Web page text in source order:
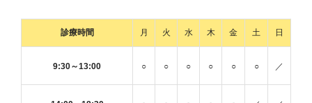
診療時間 月 火 水 木 金 土 日
9:30～13:00 ○ ○ ○ ○ ○ ○ ／